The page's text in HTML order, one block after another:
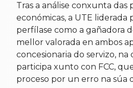
Tras a análise conxunta das
económicas, a UTE liderada
perfílase como a gañadora
mellor valorada en ambos
concesionaria do servizo, na
participa xunto con FCC,
proceso por un erro na súa